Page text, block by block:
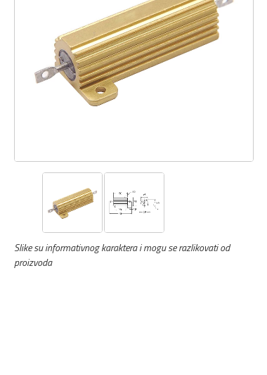
Slike su informativnog karaktera i mogu se razlikovati od
proizvoda